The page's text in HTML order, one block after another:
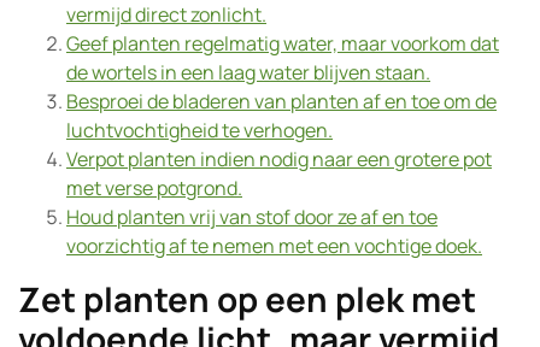
vermijd direct zonlicht.
Geef planten regelmatig water, maar voorkom dat
de wortels in een laag water blijven staan.
Besproei de bladeren van planten af en toe om de
luchtvochtigheid te verhogen.
Verpot planten indien nodig naar een grotere pot
met verse potgrond.
Houd planten vrij van stof door ze af en toe
voorzichtig af te nemen met een vochtige doek.
Zet planten op een plek met